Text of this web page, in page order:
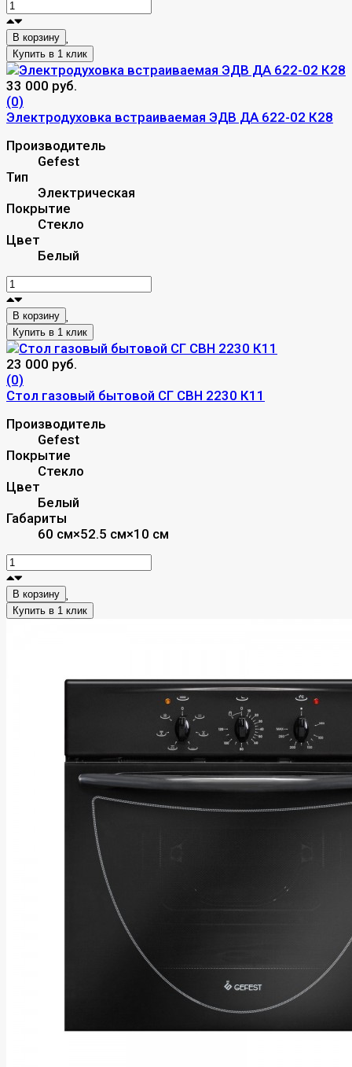
В корзину
33 000 руб.
(0)
Электродуховка встраиваемая ЭДВ ДА 622-02 К28
Производитель
Gefest
Тип
Электрическая
Покрытие
Стекло
Цвет
Белый
В корзину
23 000 руб.
(0)
Стол газовый бытовой СГ СВН 2230 К11
Производитель
Gefest
Покрытие
Стекло
Цвет
Белый
Габариты
60 см×52.5 см×10 см
В корзину